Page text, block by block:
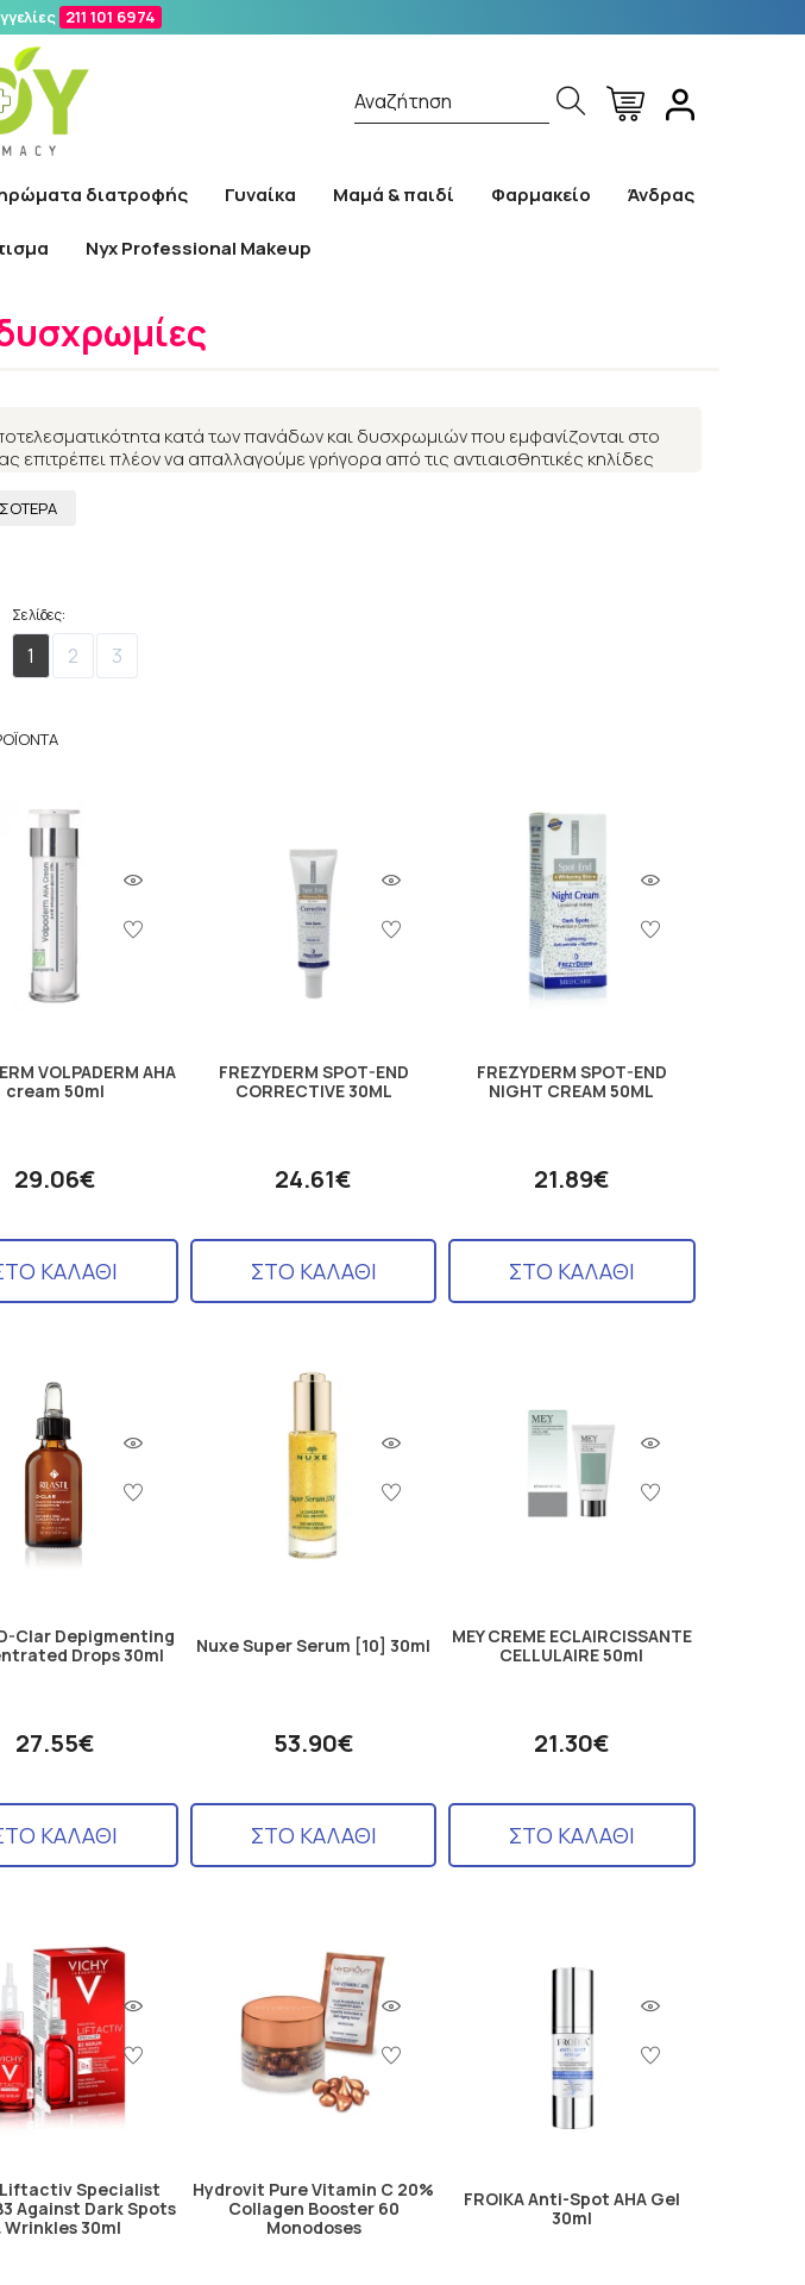
211 101 6974
Αναζήτηση
διατροφής Γυναίκα Μαμά & παιδί Φαρμακείο Άνδρας
Nyx Professional Makeup
/ Πανάδες- δυσχρωμίες
κατά των πανάδων και δυσχρωμιών που εμφανίζονται στο
επιτρέπει πλέον να απαλλαγούμε γρήγορα από τις αντιαισθητικές κηλίδες
Σελίδες:
1 2 3
VOLPADERM AHA
cream 50ml
29.06€
ΚΑΛΑΘΙ
FREZYDERM SPOT-END
CORRECTIVE 30ML
24.61€
ΣΤΟ ΚΑΛΑΘΙ
FREZYDERM SPOT-END
NIGHT CREAM 50ML
21.89€
ΣΤΟ ΚΑΛΑΘΙ
Clar Depigmenting
Drops 30ml
27.55€
ΚΑΛΑΘΙ
Nuxe Super Serum [10] 30ml
53.90€
ΣΤΟ ΚΑΛΑΘΙ
MEY CREME ECLAIRCISSANTE
CELLULAIRE 50ml
21.30€
ΣΤΟ ΚΑΛΑΘΙ
Specialist
Against Dark Spots
Wrinkles 30ml
Hydrovit Pure Vitamin C 20%
Collagen Booster 60
Monodoses
FROIKA Anti-Spot AHA Gel
30ml